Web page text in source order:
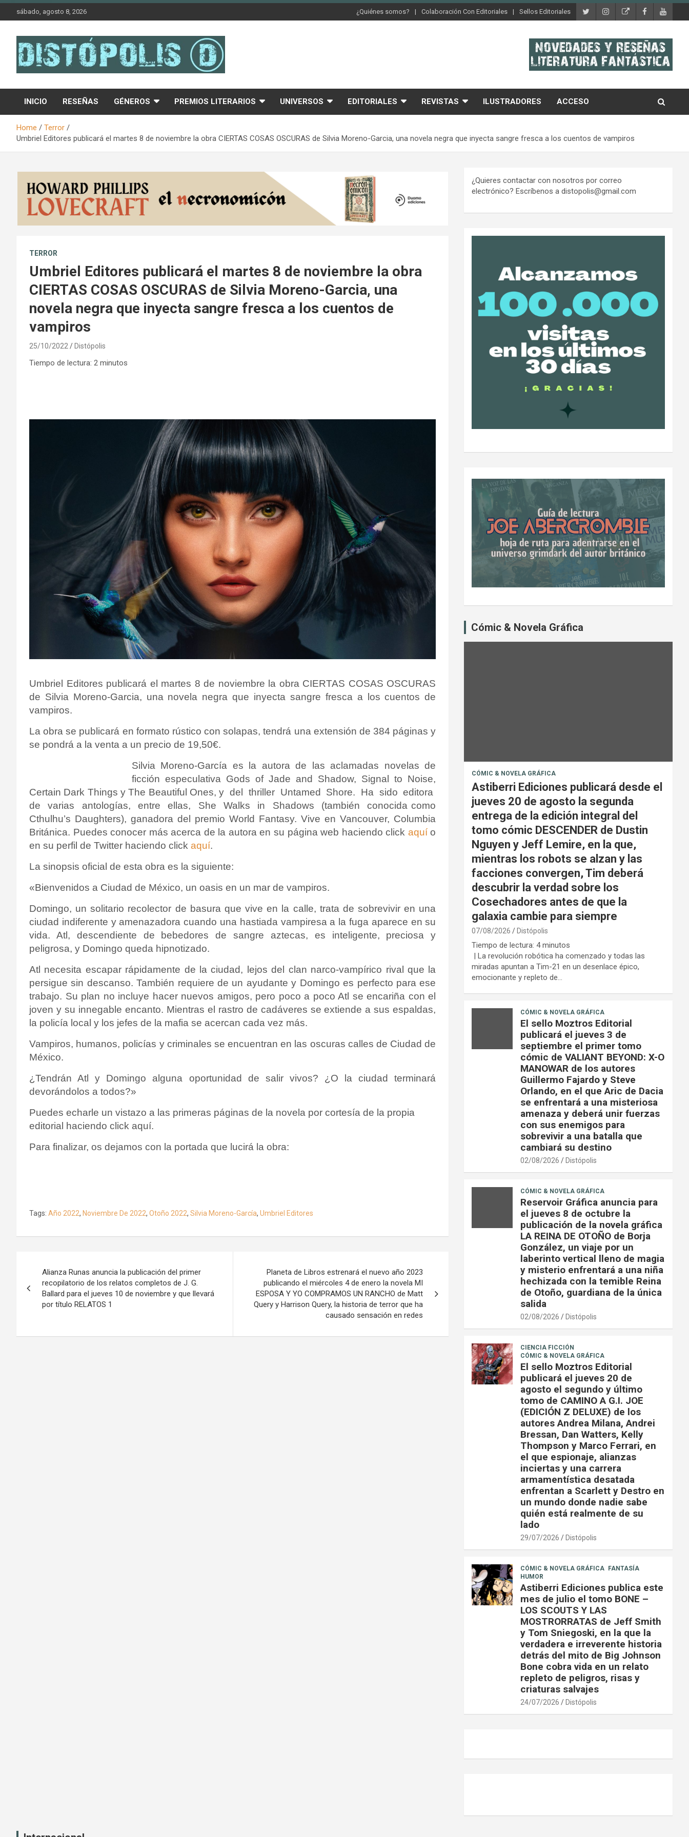
Skip
sábado, agosto 8, 2026 ¿Quiénes somos? Colaboración Con Editoriales Sellos Editoriales
Distópolis
INICIO RESEÑAS GÉNEROS PREMIOS LITERARIOS UNIVERSOS EDITORIALES REVISTAS ILUSTRADORES ACCESO
Home
Terror
Umbriel Editores publicará el martes 8 de noviembre la obra CIERTAS COSAS OSCURAS de Silvia Moreno-Garcia, una novela negra que inyecta sangre fresca a los cuentos de vampiros
TERROR
Umbriel Editores publicará el martes 8 de noviembre la obra
CIERTAS COSAS OSCURAS de Silvia Moreno-Garcia, una
novela negra que inyecta sangre fresca a los cuentos de
vampiros
25/10/2022 Distópolis
Tiempo de lectura: 2 minutos
Umbriel Editores publicará el martes 8 de noviembre la obra CIERTAS COSAS OSCURAS
de Silvia Moreno-Garcia, una novela negra que inyecta sangre fresca a los cuentos de
vampiros.
La obra se publicará en formato rústico con solapas, tendrá una extensión de 384 páginas y
se pondrá a la venta a un precio de 19,50€.
Silvia Moreno-García es la autora de las aclamadas novelas de
ficción especulativa Gods of Jade and Shadow, Signal to Noise,
Certain Dark Things y The Beautiful Ones, y del thriller Untamed Shore. Ha sido editora
de varias antologías, entre ellas, She Walks in Shadows (también conocida como
Cthulhu’s Daughters), ganadora del premio World Fantasy. Vive en Vancouver, Columbia
Británica. Puedes conocer más acerca de la autora en su página web haciendo click aquío
en su perfil de Twitter haciendo click aquí.
La sinopsis oficial de esta obra es la siguiente:
«Bienvenidos a Ciudad de México, un oasis en un mar de vampiros.
Domingo, un solitario recolector de basura que vive en la calle, trata de sobrevivir en una
ciudad indiferente y amenazadora cuando una hastiada vampiresa a la fuga aparece en su
vida. Atl, descendiente de bebedores de sangre aztecas, es inteligente, preciosa y
peligrosa, y Domingo queda hipnotizado.
Atl necesita escapar rápidamente de la ciudad, lejos del clan narco-vampírico rival que la
persigue sin descanso. También requiere de un ayudante y Domingo es perfecto para ese
trabajo. Su plan no incluye hacer nuevos amigos, pero poco a poco Atl se encariña con el
joven y su innegable encanto. Mientras el rastro de cadáveres se extiende a sus espaldas,
la policía local y los jefes de la mafia se acercan cada vez más.
Vampiros, humanos, policías y criminales se encuentran en las oscuras calles de Ciudad de
México.
¿Tendrán Atl y Domingo alguna oportunidad de salir vivos? ¿O la ciudad terminará
devorándolos a todos?»
Puedes echarle un vistazo a las primeras páginas de la novela por cortesía de la propia
editorial haciendo click aquí.
Para finalizar, os dejamos con la portada que lucirá la obra:
Tags: Año 2022, Noviembre De 2022, Otoño 2022, Silvia Moreno-García, Umbriel Editores
de
entradas
Alianza Runas anuncia la publicación del primer
recopilatorio de los relatos completos de J. G.
Ballard para el jueves 10 de noviembre y que llevará
por título RELATOS 1
Planeta de Libros estrenará el nuevo año 2023
publicando el miércoles 4 de enero la novela MI
ESPOSA Y YO COMPRAMOS UN RANCHO de Matt
Query y Harrison Query, la historia de terror que ha
causado sensación en redes
¿Quieres contactar con nosotros por correo
electrónico? Escríbenos a distopolis@gmail.com
Cómic & Novela Gráfica
CÓMIC & NOVELA GRÁFICA
Astiberri Ediciones publicará desde el
jueves 20 de agosto la segunda
entrega de la edición integral del
tomo cómic DESCENDER de Dustin
Nguyen y Jeff Lemire, en la que,
mientras los robots se alzan y las
facciones convergen, Tim deberá
descubrir la verdad sobre los
Cosechadores antes de que la
galaxia cambie para siempre
07/08/2026 Distópolis
Tiempo de lectura: 4 minutos
| La revolución robótica ha comenzado y todas las
miradas apuntan a Tim-21 en un desenlace épico,
emocionante y repleto de…
CÓMIC & NOVELA GRÁFICA
El sello Moztros Editorial
publicará el jueves 3 de
septiembre el primer tomo
cómic de VALIANT BEYOND: X-O
MANOWAR de los autores
Guillermo Fajardo y Steve
Orlando, en el que Aric de Dacia
se enfrentará a una misteriosa
amenaza y deberá unir fuerzas
con sus enemigos para
sobrevivir a una batalla que
cambiará su destino
02/08/2026 Distópolis
CÓMIC & NOVELA GRÁFICA
Reservoir Gráfica anuncia para
el jueves 8 de octubre la
publicación de la novela gráfica
LA REINA DE OTOÑO de Borja
González, un viaje por un
laberinto vertical lleno de magia
y misterio enfrentará a una niña
hechizada con la temible Reina
de Otoño, guardiana de la única
salida
02/08/2026 Distópolis
CIENCIA FICCIÓN
CÓMIC & NOVELA GRÁFICA
El sello Moztros Editorial
publicará el jueves 20 de
agosto el segundo y último
tomo de CAMINO A G.I. JOE
(EDICIÓN Z DELUXE) de los
autores Andrea Milana, Andrei
Bressan, Dan Watters, Kelly
Thompson y Marco Ferrari, en
el que espionaje, alianzas
inciertas y una carrera
armamentística desatada
enfrentan a Scarlett y Destro en
un mundo donde nadie sabe
quién está realmente de su
lado
29/07/2026 Distópolis
CÓMIC & NOVELA GRÁFICA
FANTASÍA
HUMOR
Astiberri Ediciones publica este
mes de julio el tomo BONE –
LOS SCOUTS Y LAS
MOSTRORRATAS de Jeff Smith
y Tom Sniegoski, en la que la
verdadera e irreverente historia
detrás del mito de Big Johnson
Bone cobra vida en un relato
repleto de peligros, risas y
criaturas salvajes
24/07/2026 Distópolis